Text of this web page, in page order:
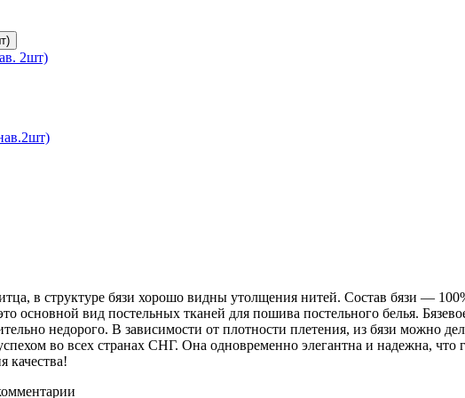
2шт)
в структуре бязи хорошо видны утолщения нитей. Состав бязи ―
основной вид постельных тканей для пошива постельного белья.
недорого. В зависимости от плотности плетения, из бязи можно
во всех странах СНГ. Она одновременно элегантна и надежна, что
качества!